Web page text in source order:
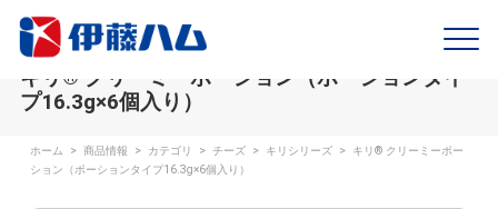
キリ® クリーミーポーション（ポーションタイ
プ16.3g×6個入り）
ホーム > 商品情報 > カテゴリ > チーズ > キリシリーズ >
キリ® クリーミーポー
ション（ポーションタイプ16.3g×6個入り）